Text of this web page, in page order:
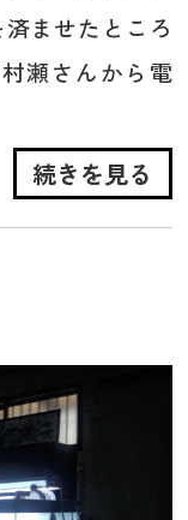
ませたところ
瀬さんから電
続きを見る